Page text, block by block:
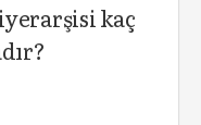
kaç